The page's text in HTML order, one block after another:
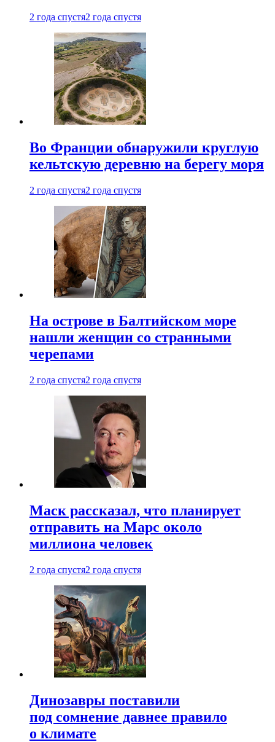
2 года спустя2 года спустя
Во Франции обнаружили круглую
кельтскую деревню на берегу моря
2 года спустя2 года спустя
На острове в Балтийском море
нашли женщин со странными
черепами
2 года спустя2 года спустя
Маск рассказал, что планирует
отправить на Марс около
миллиона человек
2 года спустя2 года спустя
Динозавры поставили
под сомнение давнее правило
о климате